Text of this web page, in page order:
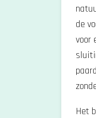
de
voor
Het